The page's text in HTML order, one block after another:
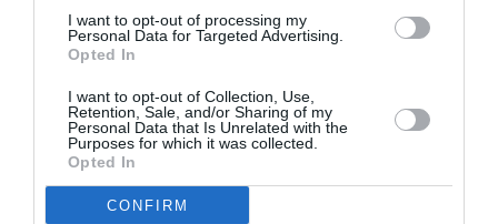
I want to opt-out of processing my
Personal Data for Targeted Advertising.
Opted In
I want to opt-out of Collection, Use,
Retention, Sale, and/or Sharing of my
Personal Data that Is Unrelated with the
Purposes for which it was collected.
Opted In
CONFIRM
Νέοι Διαγωνισμοί❯
Tags
ΕΚΔΟΣΕΙΣ ΜΕΤΑΙΧΜΙΟ ΠΕΖΟΓΡΑΦΙΑ
Newsletter
Κάθε βδομάδα στο e-mail σας τα τελευταία νέα για